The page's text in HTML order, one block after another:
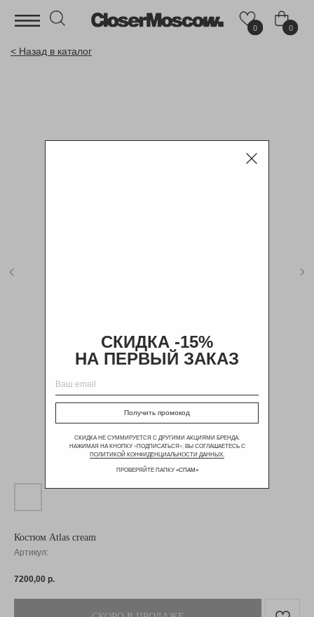
0 0
< Назад в каталог
Костюм Atlas cream
Артикул:
7200,00 р.
Получить промокод
ПРОВЕРЯЙТЕ ПАПКУ «СПАМ»
СКИДКА НЕ СУММИРУЕТСЯ С ДРУГИМИ АКЦИЯМИ БРЕНДА.
НАЖИМАЯ НА КНОПКУ «ПОДПИСАТЬСЯ», ВЫ СОГЛАШАЕТЕСЬ С
ПОЛИТИКОЙ КОНФИДЕНЦИАЛЬНОСТИ ДАННЫХ.
НА ПЕРВЫЙ ЗАКАЗ
СКИДКА -15%